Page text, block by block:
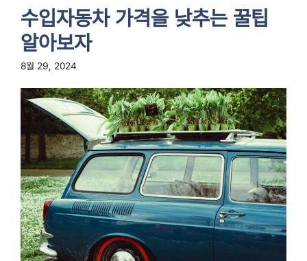
수입자동차 가격을 낮추는 꿀팁
알아보자
8월 29, 2024